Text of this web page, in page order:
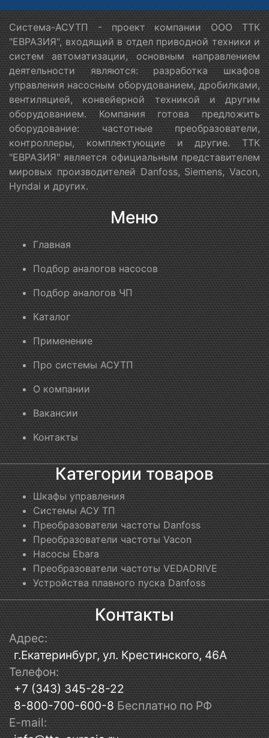
Система-АСУТП - проект компании ООО ТТК
"ЕВРАЗИЯ", входящий в отдел приводной техники и
систем автоматизации, основным направлением
деятельности являются: разработка шкафов
управления насосным оборудованием, дробилками,
вентиляцией, конвейерной техникой и другим
оборудованием. Компания готова предложить
оборудование: частотные преобразователи,
контроллеры, комплектующие и другие. ТТК
"ЕВРАЗИЯ" является официальным представителем
мировых производителей Danfoss, Siemens, Vacon,
Hyndai и других.
Меню
Главная
Подбор аналогов насосов
Подбор аналогов ЧП
Каталог
Применение
Про системы АСУТП
О компании
Вакансии
Контакты
Категории товаров
Шкафы управления
Системы АСУ ТП
Преобразователи частоты Danfoss
Преобразователи частоты Vacon
Насосы Ebara
Преобразователи частоты VEDADRIVE
Устройства плавного пуска Danfoss
Контакты
Адрес:
г.Екатеринбург, ул. Крестинского, 46А
Телефон:
+7 (343) 345-28-22
8-800-700-600-8 Бесплатно по РФ
E-mail: